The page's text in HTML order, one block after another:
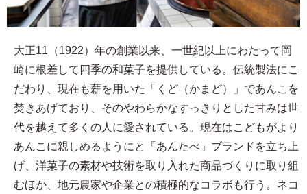
大正11（1922）年の創業以来、一世紀以上にわたって岡
崎に根差して四季の和菓子を提供している。伝統製法にこ
だわり、現在も薪を用いた「くど（かまど）」であんこを
焚きあげており、そのやわらかなすっきりとした甘みは世
代を越えて多くの人に愛されている。現在はこどもがより
あんこに親しめるようにと「あんたべ」ブランドを立ち上
げ、洋菓子の素材や技術を取り入れた商品づくりに取り組
むほか、地元農家や企業との積極的なコラボも行う。ネコ